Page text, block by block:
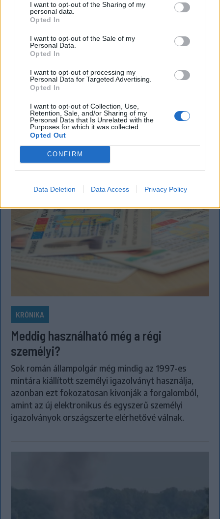
I want to opt-out of the Sharing of my
personal data.
Opted In
I want to opt-out of the Sale of my
Personal Data.
Opted In
I want to opt-out of processing my
Personal Data for Targeted Advertising.
Opted In
I want to opt-out of Collection, Use,
Retention, Sale, and/or Sharing of my
Personal Data that Is Unrelated with the
Purposes for which it was collected.
Opted Out
CONFIRM
Data Deletion Data Access Privacy Policy
KRÓNIKA
Büntetőfeljelentést tett Majka ügyvédje
a romániai telefonszámról érkezett
fenyegetés miatt
Büntetőfeljelentést tett csütörtökön Majka
romániai jogi képviselője a sepsiszentgyörgyi Sic
Feszt fesztiválra tervezett koncert lemondását
kiváltó fenyegetés ügyében.
KRÓNIKA
Meddig használható még a régi
személyi?
Sok román állampolgár még mindig az 1997-es
mintára kiállított személyi igazolványt használja,
azonban ezt fokozatosan kivonják a forgalomból,
amint az új elektronikus és egyszerű személyi
igazolványok országszerte elérhetővé válnak.